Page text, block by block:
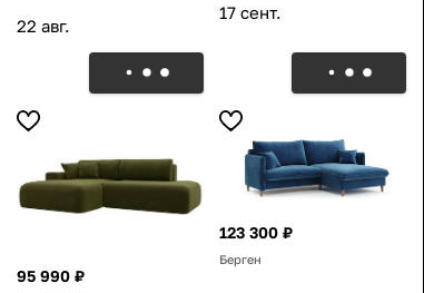
22 авг.
17 сент.
95 990 ₽
123 300 ₽
Берген